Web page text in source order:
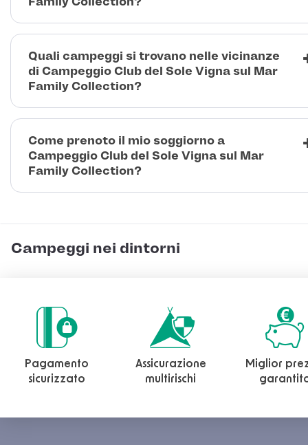
Quali campeggi si trovano nelle vicinanze
di Campeggio Club del Sole Vigna sul Mar
Family Collection?
Come prenoto il mio soggiorno a
Campeggio Club del Sole Vigna sul Mar
Family Collection?
Campeggi nei dintorni
Pagamento
sicurizzato
Assicurazione
multirischi
Miglior